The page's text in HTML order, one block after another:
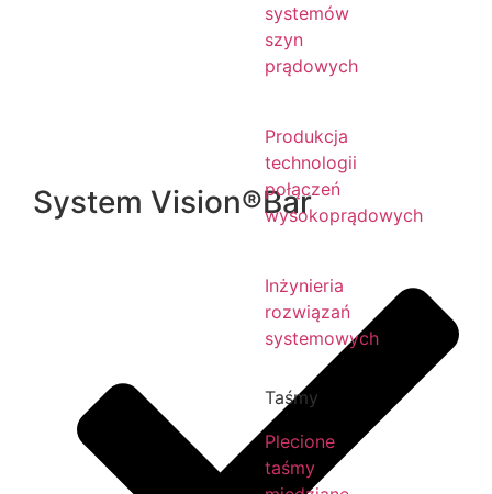
systemów
szyn
prądowych
Produkcja
technologii
połączeń
wysokoprądowych
Inżynieria
rozwiązań
systemowych
Taśmy
Plecione
taśmy
System Vision®Bar